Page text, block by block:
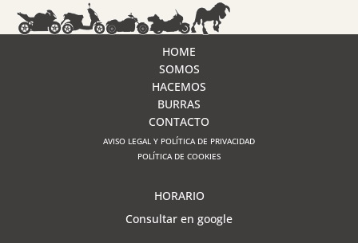
HOME
SOMOS
HACEMOS
BURRAS
CONTACTO
AVISO LEGAL Y POLÍTICA DE PRIVACIDAD
POLÍTICA DE COOKIES
HORARIO
Consultar en google